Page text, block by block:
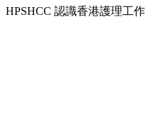
HPSHCC 認識香港護理工作